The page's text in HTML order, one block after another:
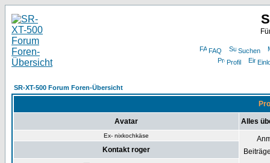
FAQ
Suchen
Profil
SR-XT-500 Forum Foren-Übersicht
Avatar Alles
Ex- nixkochkäse
Kontakt roger